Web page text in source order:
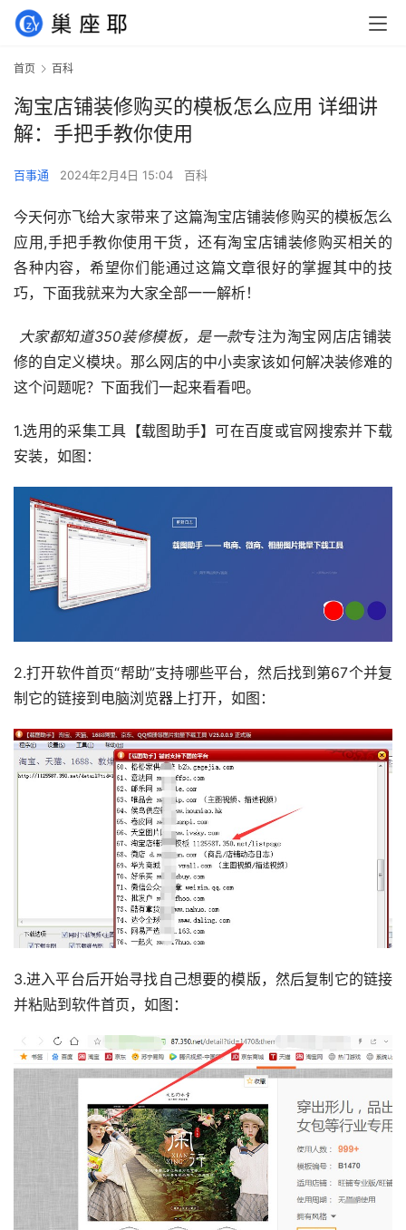
首页 百科
淘宝店铺装修购买的模板怎么应用 详细讲
解：手把手教你使用
百事通 2024年2月4日 15:04 百科
今天何亦飞给大家带来了这篇淘宝店铺装修购买的模板怎么
应用,手把手教你使用干货，还有淘宝店铺装修购买相关的
各种内容，希望你们能通过这篇文章很好的掌握其中的技
巧，下面我就来为大家全部一一解析！
大家都知道350装修模板，是一款专注为淘宝网店店铺装
修的自定义模块。那么网店的中小卖家该如何解决装修难的
这个问题呢？下面我们一起来看看吧。
1.选用的采集工具【载图助手】可在百度或官网搜索并下载
安装，如图：
2.打开软件首页“帮助”支持哪些平台，然后找到第67个并复
制它的链接到电脑浏览器上打开，如图：
3.进入平台后开始寻找自己想要的模版，然后复制它的链接
并粘贴到软件首页，如图：